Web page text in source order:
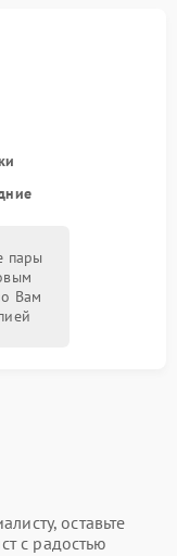
пары
Вам
оставьте
с радостью